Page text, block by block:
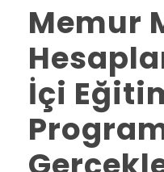
Memur
İçi